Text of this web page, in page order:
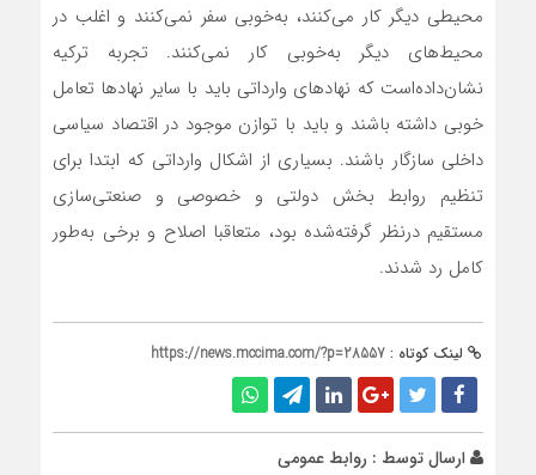
محیطی دیگر کار می‌کنند، به‌خوبی سفر نمی‌کنند و اغلب در
محیط‌های دیگر به‌خوبی کار نمی‌کنند. تجربه ترکیه
نشان‌داده‌است که نهادهای وارداتی باید با سایر نهادها تعامل
خوبی داشته باشند و باید با توازن موجود در اقتصاد سیاسی
داخلی سازگار باشند. بسیاری از اشکال وارداتی که ابتدا برای
تنظیم روابط بخش دولتی و خصوصی و صنعتی‌سازی
مستقیم درنظر گرفته‌شده بود، متعاقبا اصلاح و برخی به‌طور
کامل رد شدند.
لینک کوتاه : https://news.mccima.com/?p=28557
ارسال توسط : روابط عمومی